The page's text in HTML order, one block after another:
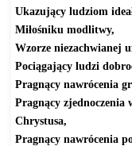
Ukazujący ludziom
Miłośniku modlitwy,
Wzorze niezachwianej
Pociągający ludzi
Pragnący nawrócenia
Pragnący zjednoczenia
Chrystusa,
Pragnący nawrócenia